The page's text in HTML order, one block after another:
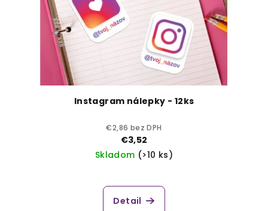
Instagram nálepky - 12ks
€2,86 bez DPH
€3,52
Skladom (>10 ks)
Detail